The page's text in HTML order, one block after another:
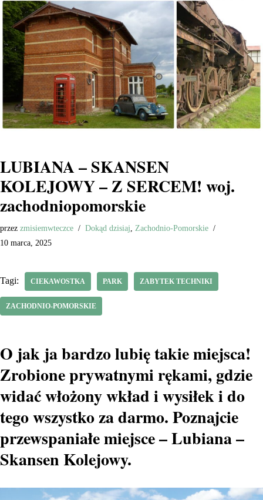
LUBIANA – SKANSEN
KOLEJOWY – Z SERCEM! woj.
zachodniopomorskie
przez zmisiemwteczce Dokąd dzisiaj
Zachodnio-Pomorskie
10 marca, 2025
Tagi: CIEKAWOSTKA PARK ZABYTEK TECHNIKI
ZACHODNIO-POMORSKIE
O jak ja bardzo lubię takie miejsca!
Zrobione prywatnymi rękami, gdzie
widać włożony wkład i wysiłek i do
tego wszystko za darmo. Poznajcie
przewspaniałe miejsce – Lubiana –
Skansen Kolejowy.